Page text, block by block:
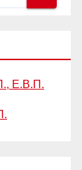
Ε.Β.Π.